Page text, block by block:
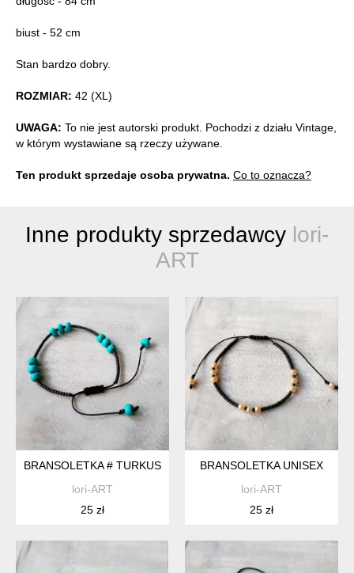
biust - 52 cm
Stan bardzo dobry.
ROZMIAR: 42 (XL)
UWAGA: To nie jest autorski produkt. Pochodzi z działu Vintage,
w którym wystawiane są rzeczy używane.
Ten produkt sprzedaje osoba prywatna. Co to oznacza?
Inne produkty sprzedawcy lori-
ART
BRANSOLETKA # TURKUS
lori-ART
25 zł
BRANSOLETKA UNISEX
lori-ART
25 zł